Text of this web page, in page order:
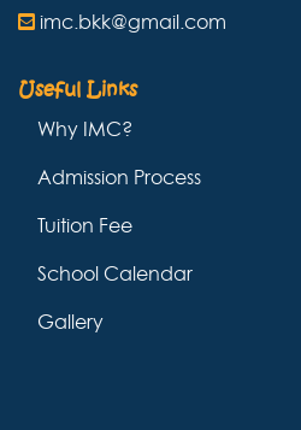
imc.bkk@gmail.com
Useful Links
Why IMC?
Admission Process
Tuition Fee
School Calendar
Gallery